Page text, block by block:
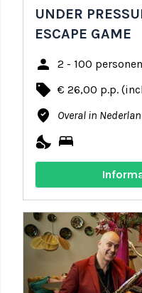
UNDER
ESCAPE GAME
person 2 - 100 personen
local_offer € 26,00 p.p.
where_to_vote Overal in
nights_stay bed